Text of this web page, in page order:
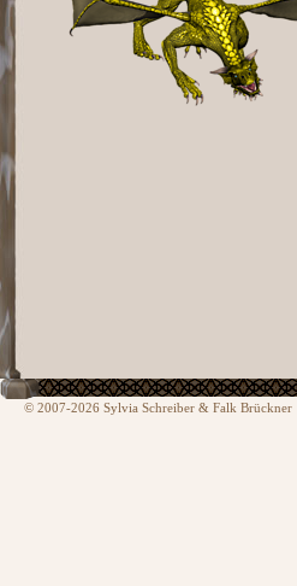
© 2007-2026 Sylvia Schreiber & Falk Brückner